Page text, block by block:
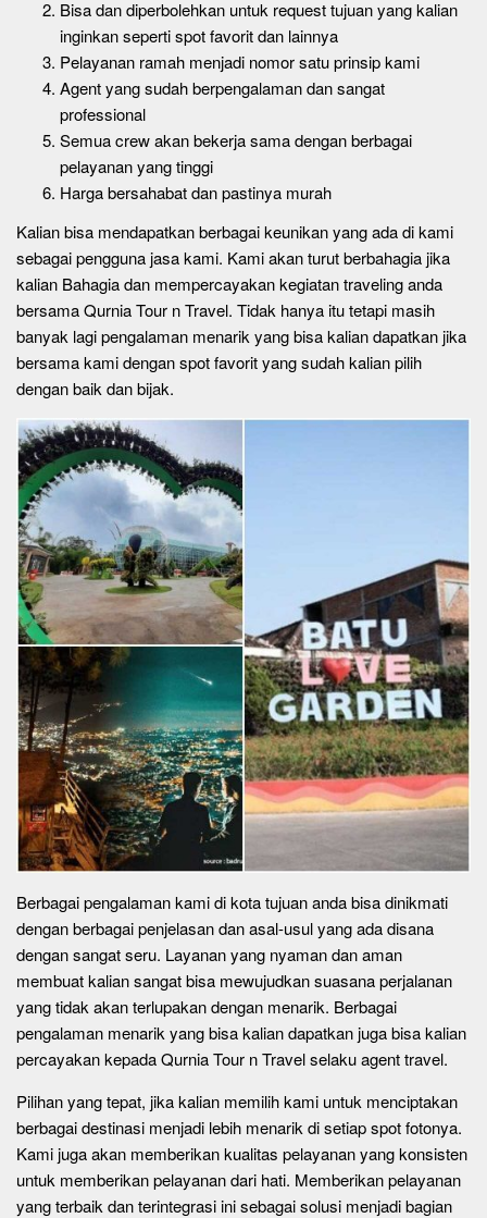
Bisa dan diperbolehkan untuk request tujuan yang kalian
inginkan seperti spot favorit dan lainnya
Pelayanan ramah menjadi nomor satu prinsip kami
Agent yang sudah berpengalaman dan sangat
professional
Semua crew akan bekerja sama dengan berbagai
pelayanan yang tinggi
Harga bersahabat dan pastinya murah
Kalian bisa mendapatkan berbagai keunikan yang ada di kami
sebagai pengguna jasa kami. Kami akan turut berbahagia jika
kalian Bahagia dan mempercayakan kegiatan traveling anda
bersama Qurnia Tour n Travel. Tidak hanya itu tetapi masih
banyak lagi pengalaman menarik yang bisa kalian dapatkan jika
bersama kami dengan spot favorit yang sudah kalian pilih
dengan baik dan bijak.
Berbagai pengalaman kami di kota tujuan anda bisa dinikmati
dengan berbagai penjelasan dan asal-usul yang ada disana
dengan sangat seru. Layanan yang nyaman dan aman
membuat kalian sangat bisa mewujudkan suasana perjalanan
yang tidak akan terlupakan dengan menarik. Berbagai
pengalaman menarik yang bisa kalian dapatkan juga bisa kalian
percayakan kepada Qurnia Tour n Travel selaku agent travel.
Pilihan yang tepat, jika kalian memilih kami untuk menciptakan
berbagai destinasi menjadi lebih menarik di setiap spot fotonya.
Kami juga akan memberikan kualitas pelayanan yang konsisten
untuk memberikan pelayanan dari hati. Memberikan pelayanan
yang terbaik dan terintegrasi ini sebagai solusi menjadi bagian